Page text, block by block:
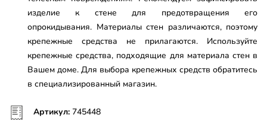
изделие к стене для предотвращения его
опрокидывания. Материалы стен различаются, поэтому
крепежные средства не прилагаются. Используйте
крепежные средства, подходящие для материала стен в
Вашем доме. Для выбора крепежных средств обратитесь
в специализированный магазин.
Артикул: 745448